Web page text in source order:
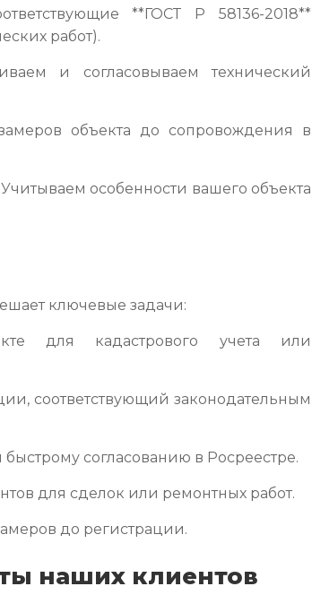
**ГОСТ Р 58136-2018**
работ).
и согласовываем технический
объекта до сопровождения в
Учитываем особенности вашего объекта
ключевые задачи:
для кадастрового учета или
соответствующий законодательным
согласованию в Росреестре.
для сделок или ремонтных работ.
до регистрации.
наших клиентов